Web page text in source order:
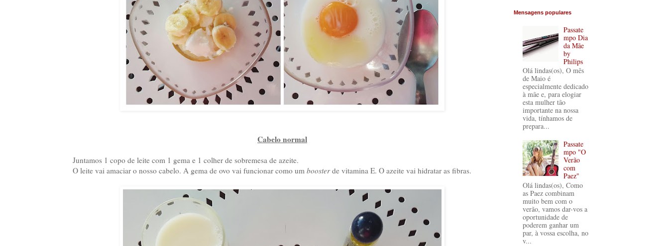
Cabelo normal
Juntamos 1 copo de leite com 1 gema e 1 colher de sobremesa de azeite.
O leite vai amaciar o nosso cabelo. A gema de ovo vai funcionar como um boosterde vitamina E. O azeite vai hidratar as fibras.
Mensagens populares
Passate
mpo Dia
da Mãe
by
Philips
Olá lindas(os), O mês
de Maio é
especialmente dedicado
à mãe e, para elogiar
esta mulher tão
importante na nossa
vida, tínhamos de
prepara...
Passate
mpo "O
Verão
com
Paez"
Olá lindas(os), Como
as Paez combinam
muito bem com o
verão, vamos dar-vos a
oportunidade de
poderem ganhar um
par, à vossa escolha, no
v...